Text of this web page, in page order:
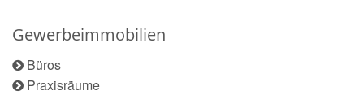
Gewerbeimmobilien
Büros
Praxisräume